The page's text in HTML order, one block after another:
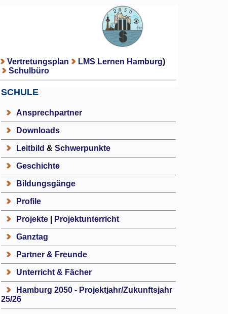
Vertretungsplan LMS Lernen Hamburg)
Schulbüro
SCHULE
Ansprechpartner
Downloads
Leitbild & Schwerpunkte
Geschichte
Bildungsgänge
Profile
Projekte| Projektunterricht
Ganztag
Partner & Freunde
Unterricht & Fächer
Hamburg 2050 - Projektjahr/Zukunftsjahr
25/26